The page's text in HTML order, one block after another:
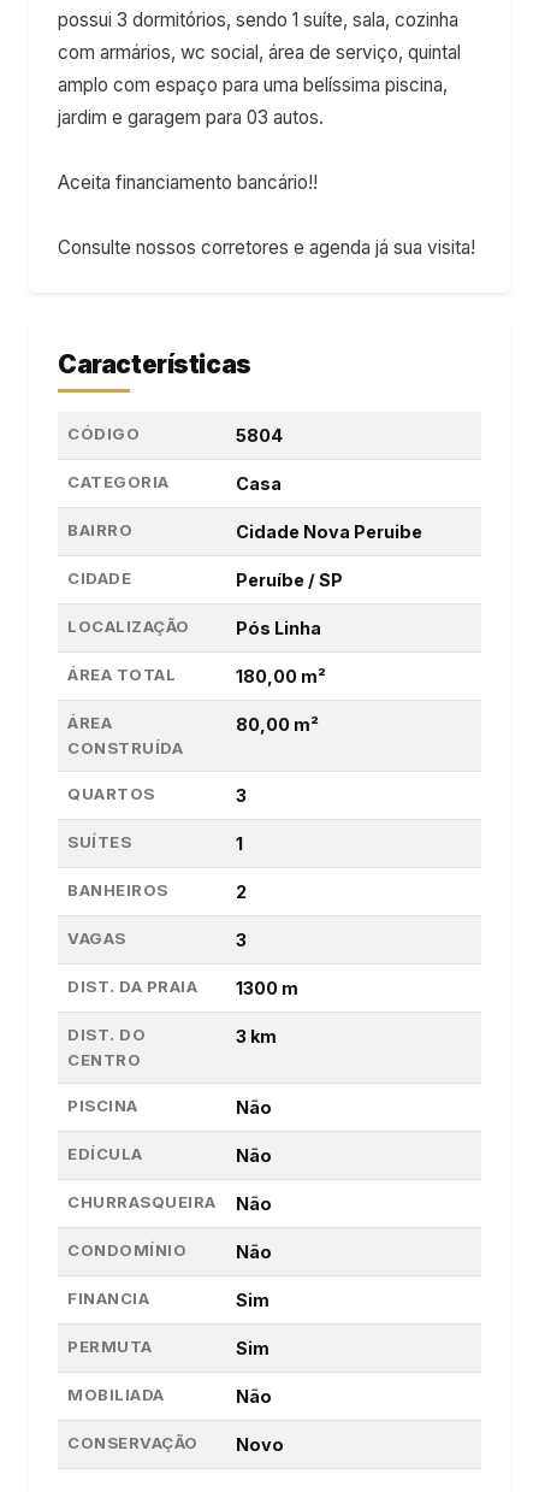
possui 3 dormitórios, sendo 1 suíte, sala, cozinha
com armários, wc social, área de serviço, quintal
amplo com espaço para uma belíssima piscina,
jardim e garagem para 03 autos.
Aceita financiamento bancário!!
Consulte nossos corretores e agenda já sua visita!
Características
CÓDIGO 5804
CATEGORIA Casa
BAIRRO Cidade Nova Peruibe
CIDADE Peruíbe / SP
LOCALIZAÇÃO Pós Linha
ÁREA TOTAL 180,00 m²
ÁREA
CONSTRUÍDA
80,00 m²
QUARTOS 3
SUÍTES 1
BANHEIROS 2
VAGAS 3
DIST. DA PRAIA 1300 m
DIST. DO
CENTRO
3 km
PISCINA Não
EDÍCULA Não
CHURRASQUEIRA Não
CONDOMÍNIO Não
FINANCIA Sim
PERMUTA Sim
MOBILIADA Não
CONSERVAÇÃO Novo